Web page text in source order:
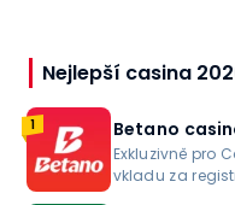
Nejlepší casina
1 Betano
Exkluzivně pro
vkladu za